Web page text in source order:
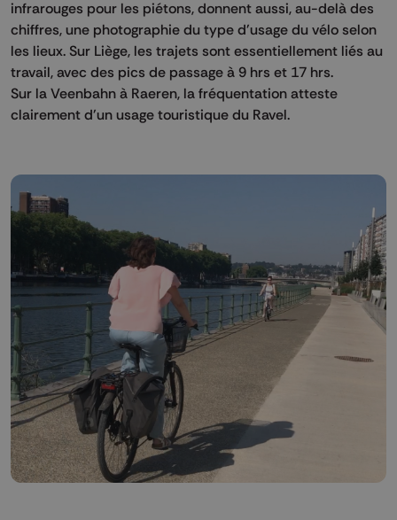
infrarouges pour les piétons, donnent aussi, au-delà des
chiffres, une photographie du type d'usage du vélo selon
les lieux. Sur Liège, les trajets sont essentiellement liés au
travail, avec des pics de passage à 9 hrs et 17 hrs.
Sur la Veenbahn à Raeren, la fréquentation atteste
clairement d'un usage touristique du Ravel.